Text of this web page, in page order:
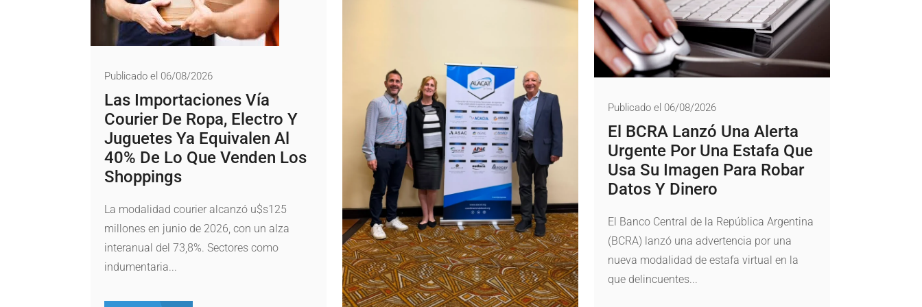
Publicado el 06/08/2026
Las Importaciones Vía
Courier De Ropa, Electro Y
Juguetes Ya Equivalen Al
40% De Lo Que Venden Los
Shoppings
La modalidad courier alcanzó u$s125
millones en junio de 2026, con un alza
interanual del 73,8%. Sectores como
indumentaria...
Publicado el 06/08/2026
El BCRA Lanzó Una Alerta
Urgente Por Una Estafa Que
Usa Su Imagen Para Robar
Datos Y Dinero
El Banco Central de la República Argentina
(BCRA) lanzó una advertencia por una
nueva modalidad de estafa virtual en la
que delincuentes...